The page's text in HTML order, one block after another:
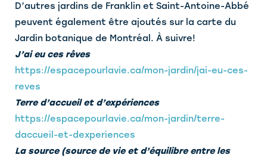
D’autres jardins de Franklin et Saint-Antoine-Abbé
peuvent également être ajoutés sur la carte du
Jardin botanique de Montréal. À suivre!
J’ai eu ces rêves
https://espacepourlavie.ca/mon-jardin/jai-eu-ces-
reves
Terre d’accueil et d’expériences
https://espacepourlavie.ca/mon-jardin/terre-
daccueil-et-dexperiences
La source (source de vie et d’équilibre entre les